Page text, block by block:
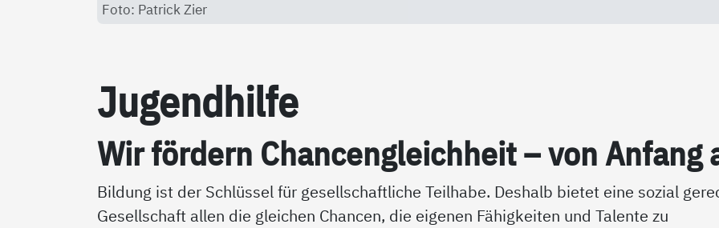
Foto: Patrick Zier
Ju­gend­hil­fe
Wir för­dern Chan­cen­g­leich­heit – von An­fang
Bildung ist der Schlüssel für gesellschaftliche Teilhabe. Deshalb bietet eine sozial
Gesellschaft allen die gleichen Chancen, die eigenen Fähigkeiten und Talente zu